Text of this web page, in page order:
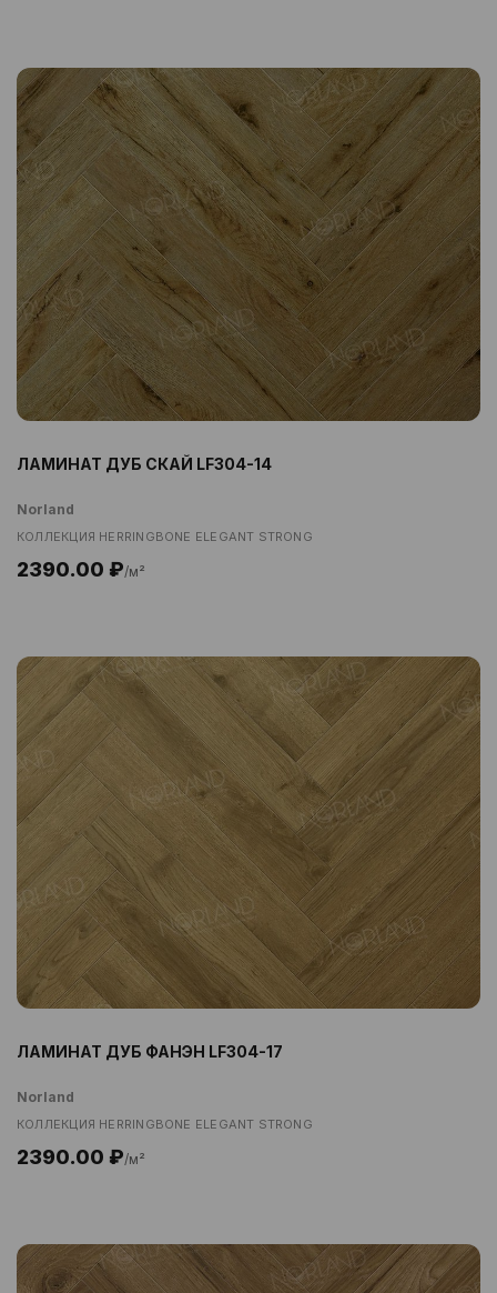
ЛАМИНАТ ДУБ СКАЙ LF304-14
Norland
КОЛЛЕКЦИЯ HERRINGBONE ELEGANT STRONG
2390.00 ₽/м²
ЛАМИНАТ ДУБ ФАНЭН LF304-17
Norland
КОЛЛЕКЦИЯ HERRINGBONE ELEGANT STRONG
2390.00 ₽/м²